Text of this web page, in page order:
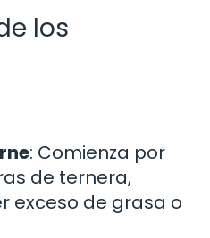
los
: Comienza por
de ternera,
exceso de grasa o